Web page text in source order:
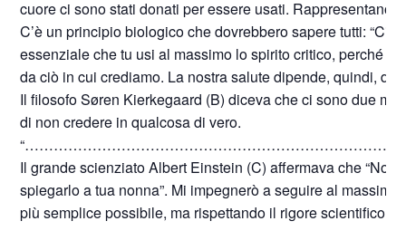
cuore ci sono stati donati per essere usati.
C’è un principio biologico che dovrebbero sapere tutti:
essenziale che tu usi al massimo lo spirito critico, perché
da ciò in cui crediamo. La nostra salute dipende, quindi,
Il filosofo Søren Kierkegaard (B) diceva che ci sono due
di non credere in qualcosa di vero.
Il grande scienziato Albert Einstein (C) affermava che
spiegarlo a tua nonna”. Mi impegnerò a seguire al
più semplice possibile, ma rispettando il rigore scientifico di